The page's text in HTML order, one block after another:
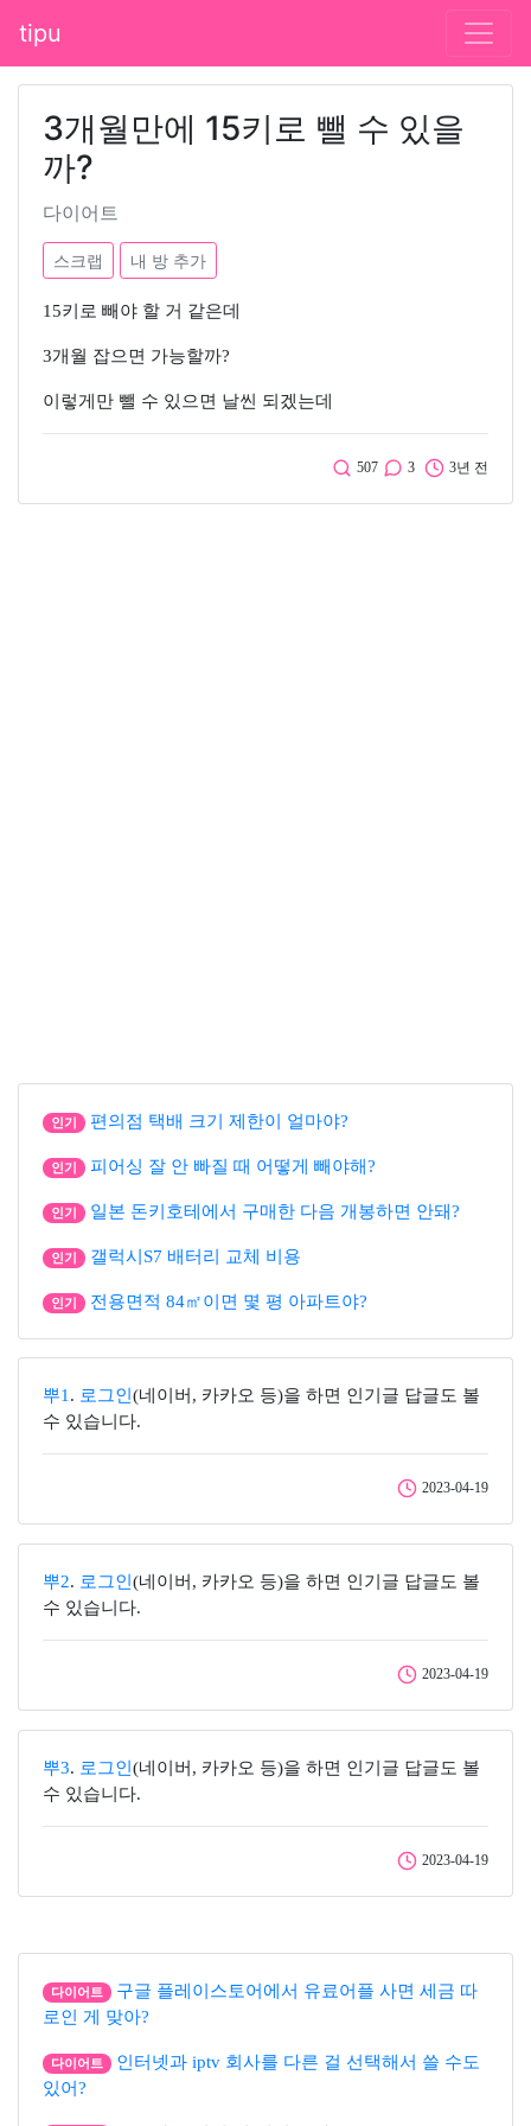
tipu
3개월만에 15키로 뺄 수 있을
까?
다이어트
스크랩 내 방 추가
15키로 빼야 할 거 같은데
3개월 잡으면 가능할까?
이렇게만 뺄 수 있으면 날씬 되겠는데
507 3 3년 전
인기 편의점 택배 크기 제한이 얼마야?
인기 피어싱 잘 안 빠질 때 어떻게 빼야해?
인기 일본 돈키호테에서 구매한 다음 개봉하면 안돼?
인기 갤럭시S7 배터리 교체 비용
인기 전용면적 84㎡이면 몇 평 아파트야?
뿌1 . 로그인 (네이버, 카카오 등)을 하면 인기글 답글도 볼
수 있습니다.
2023-04-19
뿌2. 로그인 (네이버, 카카오 등)을 하면 인기글 답글도 볼
수 있습니다.
2023-04-19
뿌3. 로그인 (네이버, 카카오 등)을 하면 인기글 답글도 볼
수 있습니다.
2023-04-19
다이어트
구글 플레이스토어에서 유료어플 사면 세금 따
로인 게 맞아?
다이어트
인터넷과 iptv 회사를 다른 걸 선택해서 쓸 수도
있어?